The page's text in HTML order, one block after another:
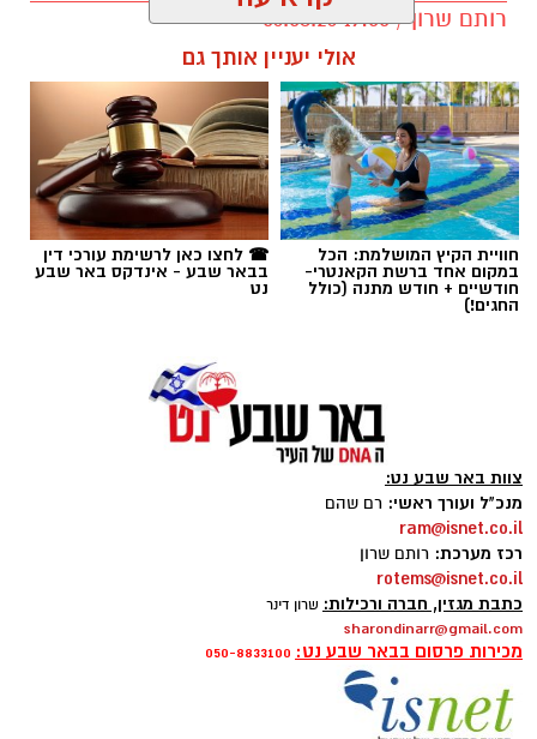
תגים:אלדר דיין
התפתחות קשה וכואבת בפרשת היעדרותו של
סוף חודש יולי. משטרת ישראל התירה היום
(חמישי) לפרסום כי הגופה שאותרה הבוקר בשטח
פתוח סמוך לכביש 40 זוהתה בוודאות כגופתו של
דיין, לאחר השלמת הליך הזיהוי במכון הלאומי
לרפואה משפטית. הודעה מרה נמסרה למשפחתו.
​אתמול, בהתאם להנחיית מפקד מחוז מרכז, ניצב
חוויית הקיץ המושלמת: הכל
במקום אחד ברשת הקאנטרי-
חודשיים + חודש מתנה (כולל
החגים!)
☎ לחצו כאן לרשימת עורכי דין
בבאר שבע - אינדקס באר שבע
נט
רותם שרון
rotems@isnet.co.il
כתבת מגזין, חברה ורכילות:
sharondinarr@gmail.com
מכירות פרסום בבאר שבע נט:
פרסום ברשת ישראל נט - אלדה נתנאל
elda@isnet.co.il